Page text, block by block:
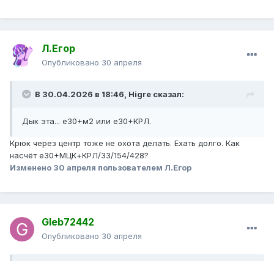
Л.Егор
Опубликовано 30 апреля
В 30.04.2026 в 18:46, Higre сказал:
Дык эта... е30+м2 или е30+КРЛ.
Крюк через центр тоже не охота делать. Ехать долго. Как
насчёт е30+МЦК+КРЛ/33/154/428?
Изменено 30 апреля пользователем Л.Егор
Gleb72442
Опубликовано 30 апреля